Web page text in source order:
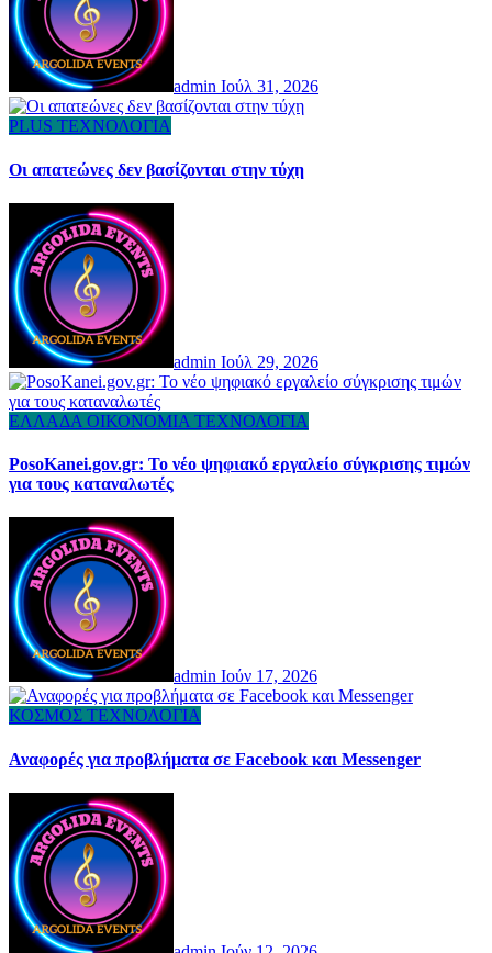
admin Ιούλ 31, 2026
PLUS ΤΕΧΝΟΛΟΓΙΑ
Οι απατεώνες δεν βασίζονται στην τύχη
admin Ιούλ 29, 2026
ΕΛΛΑΔΑ ΟΙΚΟΝΟΜΙΑ ΤΕΧΝΟΛΟΓΙΑ
PosoKanei.gov.gr: Το νέο ψηφιακό εργαλείο σύγκρισης τιμών
για τους καταναλωτές
admin Ιούν 17, 2026
ΚΟΣΜΟΣ ΤΕΧΝΟΛΟΓΙΑ
Αναφορές για προβλήματα σε Facebook και Messenger